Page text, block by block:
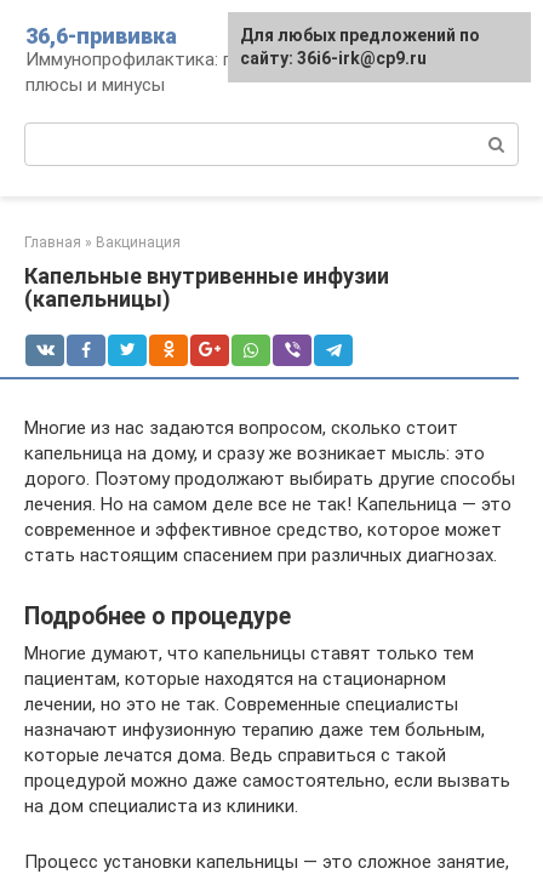
контенту
36,6-прививка
Иммунопрофилактика: график, препараты,
плюсы и минусы
Главная » Вакцинация
Капельные внутривенные инфузии
(капельницы)
Многие из нас задаются вопросом, сколько стоит
капельница на дому, и сразу же возникает мысль: это
дорого. Поэтому продолжают выбирать другие способы
лечения. Но на самом деле все не так! Капельница ― это
современное и эффективное средство, которое может
стать настоящим спасением при различных диагнозах.
Подробнее о процедуре
Многие думают, что капельницы ставят только тем
пациентам, которые находятся на стационарном
лечении, но это не так. Современные специалисты
назначают инфузионную терапию даже тем больным,
которые лечатся дома. Ведь справиться с такой
процедурой можно даже самостоятельно, если вызвать
на дом специалиста из клиники.
Процесс установки капельницы ― это сложное занятие,
Для любых предложений по
сайту: 36i6-irk@cp9.ru